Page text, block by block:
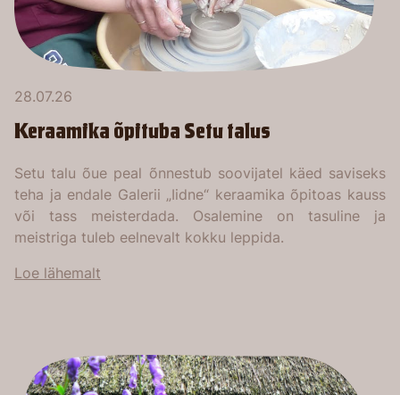
28.07.26
Keraamika õpituba Setu talus
Setu talu õue peal õnnestub soovijatel käed saviseks
teha ja endale Galerii „Iidne“ keraamika õpitoas kauss
või tass meisterdada. Osalemine on tasuline ja
meistriga tuleb eelnevalt kokku leppida.
Loe lähemalt